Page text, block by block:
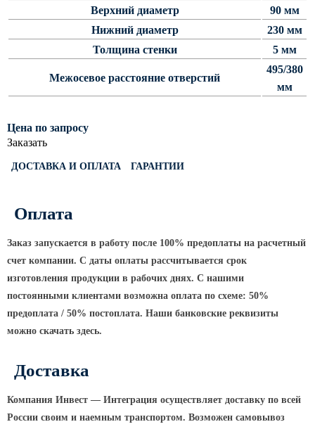
СФ Опоры освещения силовые
фланцевые
СП Опора освещения силовая
прямостоечная трубчатая
СФГ Силовые фланцевые
граненые опоры освещения
конические опоры освещения
ОГСГ Опоры граненые
ОСФК Светофорные стойки
Складывающиеся опоры освещения
складывающиеся
складывающиеся
ПФГ Опоры граненые
складывающиеся фланцевые
Верхний диаметр
90 мм
Нижний диаметр
230 мм
Толщина стенки
5 мм
Межосевое расстояние отверстий
495/380
мм
Цена по запросу
Заказать
ДОСТАВКА И ОПЛАТА ГАРАНТИИ
Оплата
Заказ запускается в работу после 100% предоплаты на расчетный
счет компании. С даты оплаты рассчитывается срок
изготовления продукции в рабочих днях. С нашими
постоянными клиентами возможна оплата по схеме: 50%
предоплата / 50% постоплата. Наши банковские реквизиты
можно скачать здесь.
Доставка
Компания Инвест — Интеграция осуществляет доставку по всей
России своим и наемным транспортом. Возможен самовывоз